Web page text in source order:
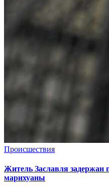
Происшествия
Житель Заславля задержан
марихуаны